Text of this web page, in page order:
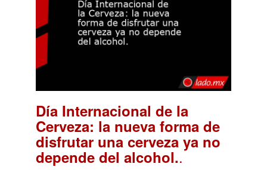
Día Internacional de la
Cerveza: la nueva forma de
disfrutar una cerveza ya no
depende del alcohol..